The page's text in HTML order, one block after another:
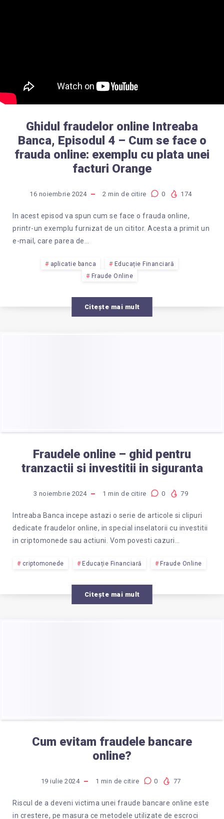
Ghidul fraudelor online Intreaba
Banca, Episodul 4 – Cum se face o
frauda online: exemplu cu plata unei
facturi Orange
16 noiembrie 2024 2 min de citire 0 174
In acest episod va spun cum se face o frauda online,
printr-un exemplu furnizat de un cititor. Acesta a primit un
e-mail, care parea de…
aplicatie banca
Educație Financiară
Fraude Online
Citește mai mult
Fraudele online – ghid pentru
tranzactii si investitii in siguranta
3 noiembrie 2024 1 min de citire 0 79
Intreaba Banca incepe astazi o serie de articole si clipuri
dedicate fraudelor online, in special inselatorii cu investitii
in criptomonede sau actiuni. Vom povesti cazuri…
criptomonede Educație Financiară Fraude Online
Citește mai mult
Cum evitam fraudele bancare
online?
19 iulie 2024 1 min de citire 0 77
Riscul de a deveni victima unei fraude bancare online este
in crestere, pe masura ce metodele utilizate de escroci